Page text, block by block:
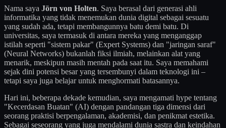
Nama saya Jörn von Holten. Saya berasal dari generasi ahli
informatika yang tidak menemukan dunia digital sebagai sesuatu
yang sudah ada, tetapi membangunnya batu demi batu. Di
universitas, saya termasuk di antara mereka yang menganggap
istilah seperti "sistem pakar" (Expert Systems) dan "jaringan saraf"
(Neural Networks) bukanlah fiksi ilmiah, melainkan alat yang
menarik, meskipun masih mentah pada saat itu. Saya memahami
sejak dini potensi besar yang tersembunyi dalam teknologi ini –
tetapi saya juga belajar untuk menghormati batasannya.
Hari ini, beberapa dekade kemudian, saya mengamati hype tentang
"Kecerdasan Buatan" (AI) dengan pandangan tiga dimensi dari
seorang praktisi berpengalaman, akademisi, dan penikmat estetika.
Sebagai seseorang yang juga mendalami dunia sastra dan keindahan